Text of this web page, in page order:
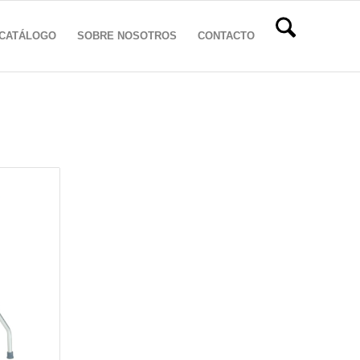
SOBRE NOSOTROS CONTACTO